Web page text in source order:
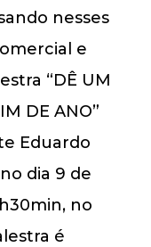
nesses
e
“DÊ UM
DE ANO”
Eduardo
dia 9 de
no
é